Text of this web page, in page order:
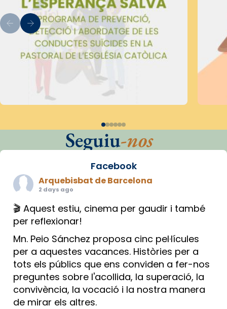
Seguiu-nos
Facebook
Arquebisbat de Barcelona
2 days ago
🎬 Aquest estiu, cinema per gaudir i també
per reflexionar!
Mn. Peio Sánchez proposa cinc pel·lícules
per a aquestes vacances. Històries per a
tots els públics que ens conviden a fer-nos
preguntes sobre l'acollida, la superació, la
convivència, la vocació i la nostra manera
de mirar els altres.